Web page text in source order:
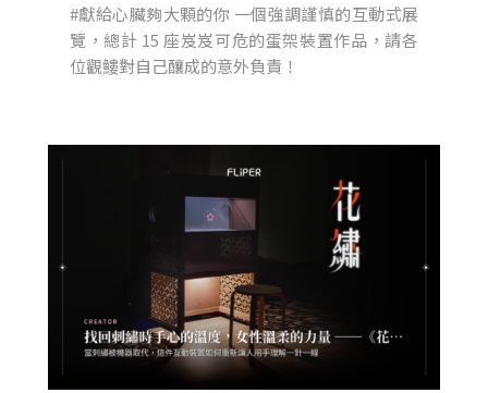
#獻給心臟夠大顆的你 一個強調謹慎的互動式展
覽，總計 15 座岌岌可危的蛋架裝置作品，請各
位觀䱾對自己釀成的意外負責！